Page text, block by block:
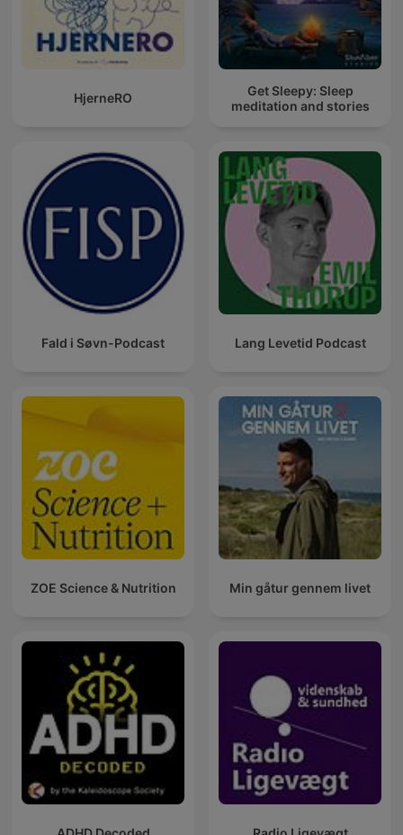
HjerneRO
Get Sleepy: Sleep
meditation and stories
Fald i Søvn-Podcast Lang Levetid Podcast
ZOE Science & Nutrition Min gåtur gennem livet